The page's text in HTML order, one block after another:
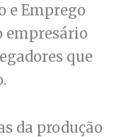
e Emprego
empresário
que
da produção